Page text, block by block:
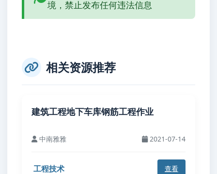
境，禁止发布任何违法信息
相关资源推荐
建筑工程地下车库钢筋工程作业
中南雅雅 2021-07-14
工程技术 查看